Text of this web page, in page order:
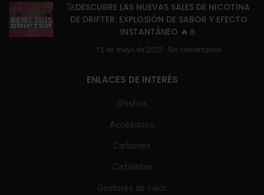
🚀DESCUBRE LAS NUEVAS SALES DE NICOTINA
DE DRIFTER: EXPLOSIÓN DE SABOR Y EFECTO
INSTANTÁNEO 🔥🧂
12 de mayo de 2025 Sin comentarios
ENLACES DE INTERÉS
Shishas
Accesorios
Carbones
Cazoletas
Gestores de calor